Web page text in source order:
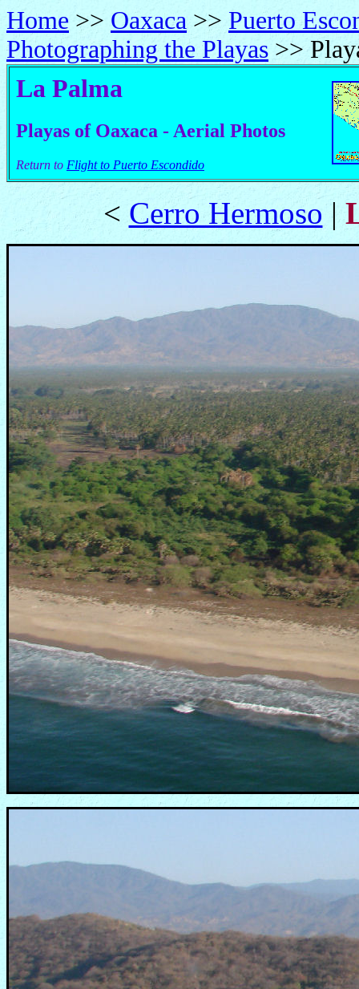
Home >> Oaxaca >> Puerto
Photographing the Playas >>
La Palma
Playas of Oaxaca - Aerial Photos
Return to Flight to Puerto Escondido
< Cerro Hermoso|